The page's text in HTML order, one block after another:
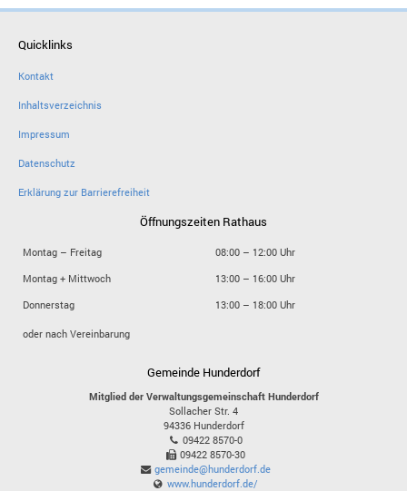
Quicklinks
Kontakt
Inhaltsverzeichnis
Impressum
Datenschutz
Erklärung zur Barrierefreiheit
Öffnungszeiten Rathaus
Montag – Freitag
08:00 – 12:00 Uhr
Montag + Mittwoch
13:00 – 16:00 Uhr
Donnerstag
13:00 – 18:00 Uhr
oder nach Vereinbarung
Gemeinde Hunderdorf
Mitglied der Verwaltungsgemeinschaft Hunderdorf
Sollacher Str. 4
94336 Hunderdorf
09422 8570-0
09422 8570-30
gemeinde@hunderdorf.de
www.hunderdorf.de/